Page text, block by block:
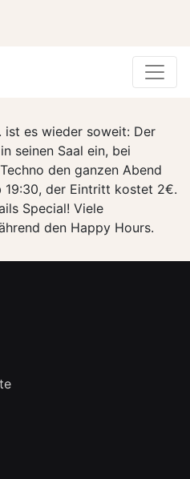
ist es wieder soweit: Der
seinen Saal ein, bei
den ganzen Abend
19:30, der Eintritt kostet 2€.
Special! Viele
den Happy Hours.